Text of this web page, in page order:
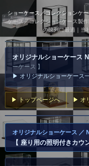
ショーケース／コレクションケ
ケース／コレクションケース製
の陳列に最適｜当
オリジナルショーケース
ーケース 】
▶ オリジナルショーケース
▶ トップページへ ▶ オ
オリジナルショーケース ／
【 座り用の照明付きカウ